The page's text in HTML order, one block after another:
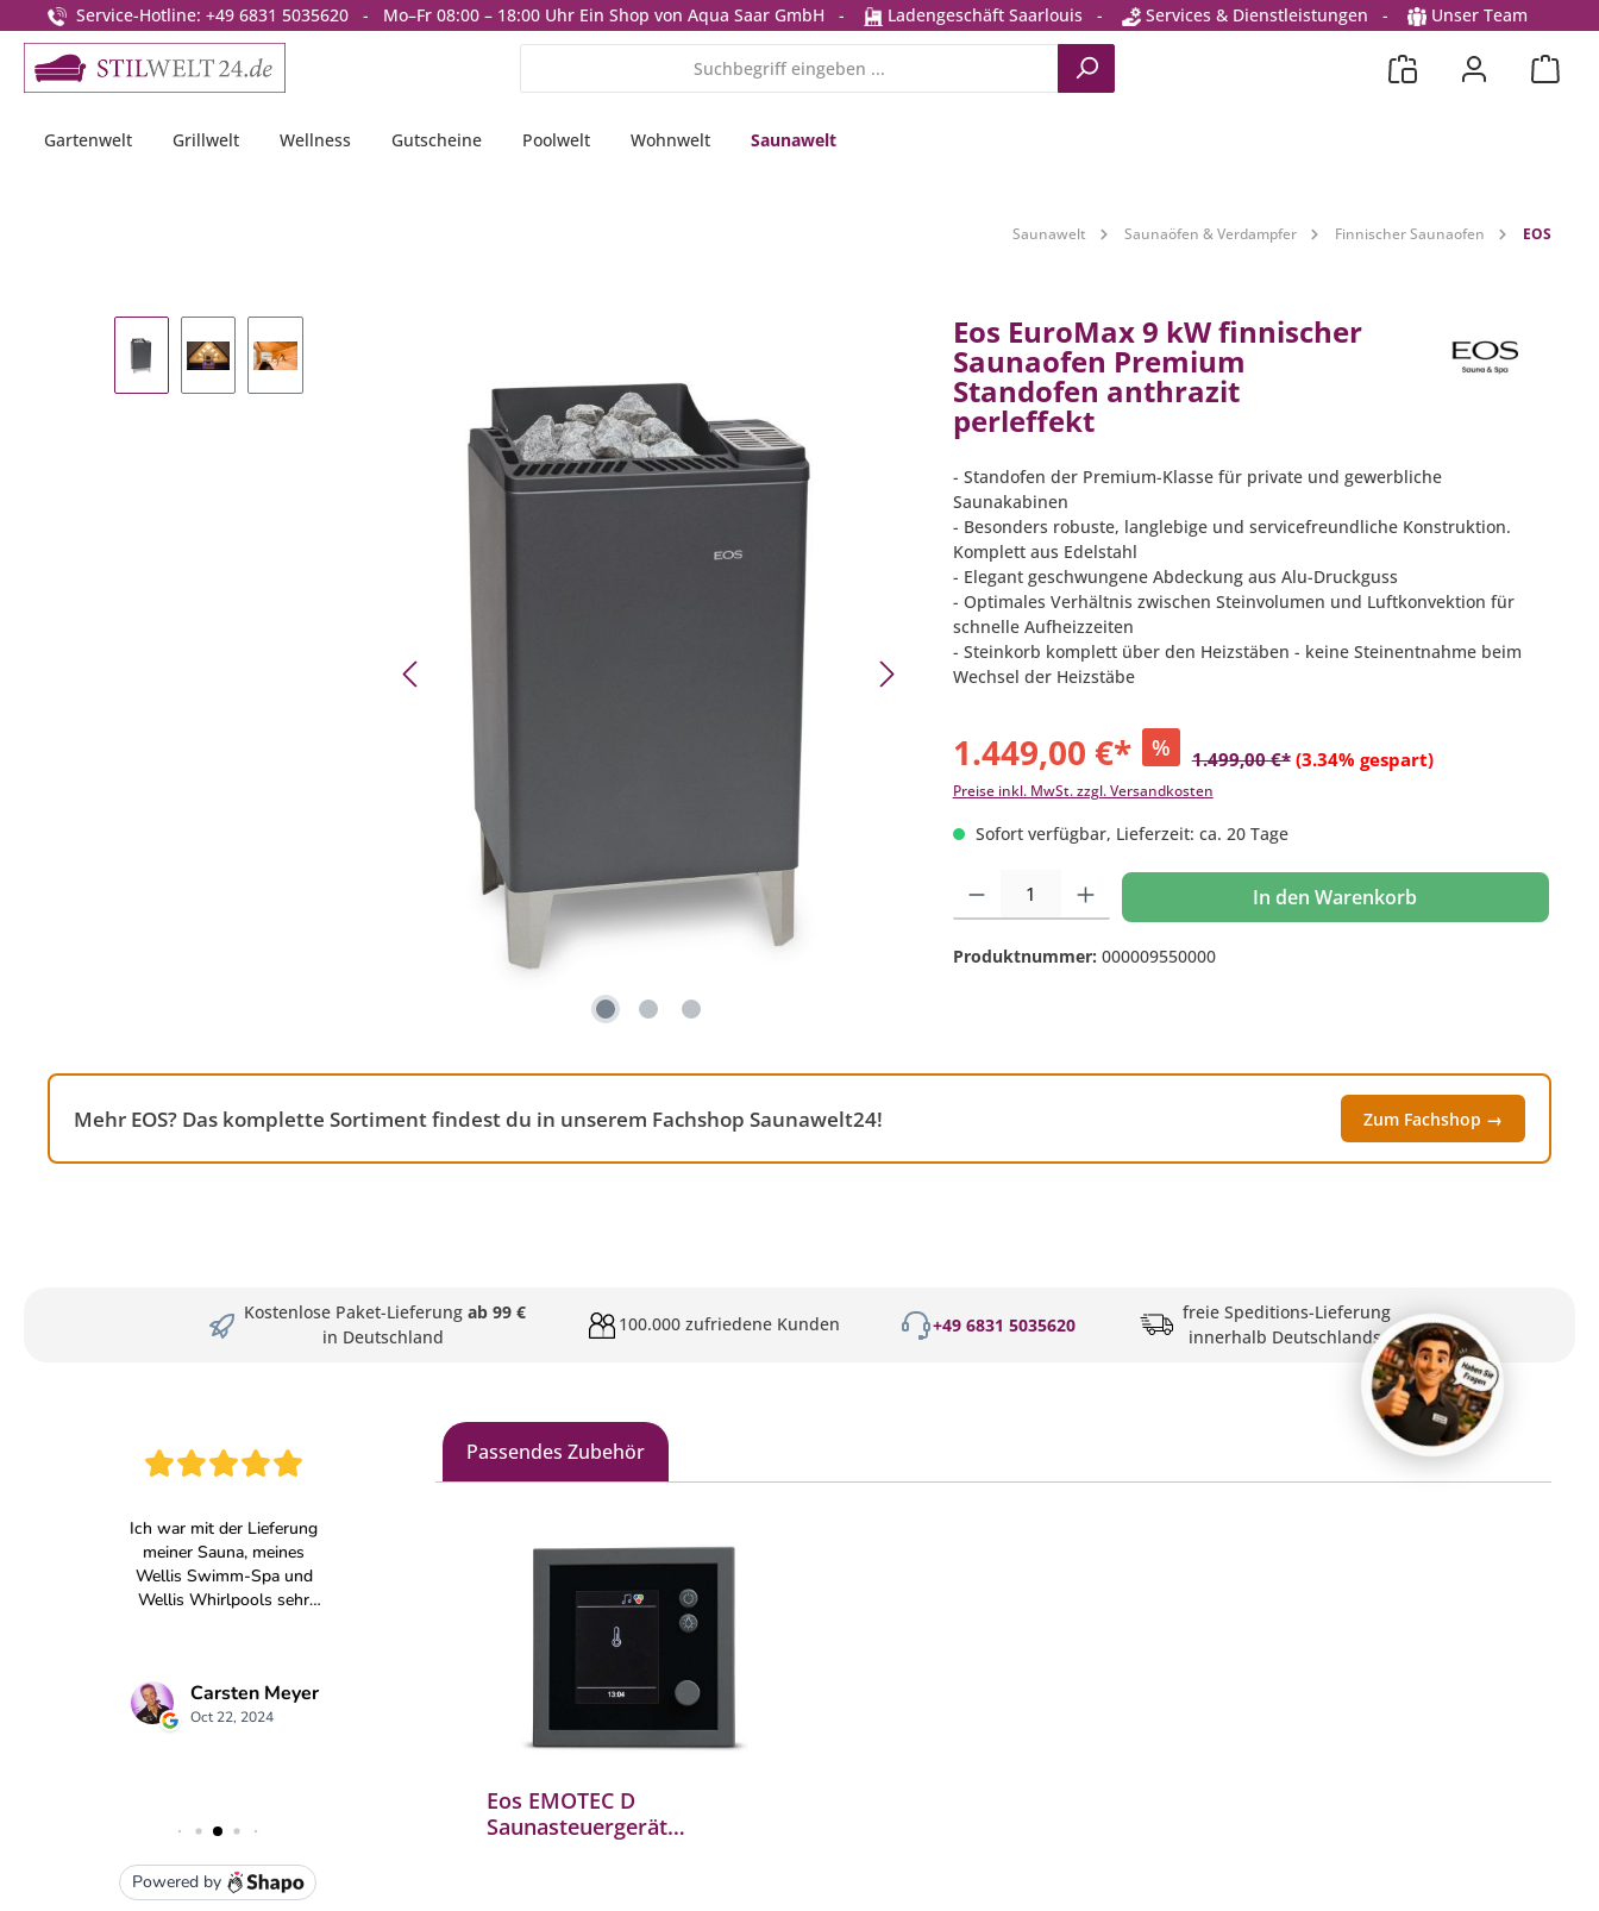
Zur Hauptnavigation springen
Service-Hotline: +49 6831 5035620 - Mo–Fr 08:00 – 18:00 Uhr Ein Shop von Aqua Saar GmbH - Ladengeschäft Saarlouis - Services & Dienstleistungen - Unser Team
Gartenwelt Grillwelt Wellness Gutscheine Poolwelt Wohnwelt Saunawelt
Saunawelt Saunaöfen & Verdampfer Finnischer Saunaofen EOS
Eos EuroMax 9 kW finnischer
Saunaofen Premium
Standofen anthrazit
perleffekt
- Standofen der Premium-Klasse für private und gewerbliche
Saunakabinen
- Besonders robuste, langlebige und servicefreundliche Konstruktion.
Komplett aus Edelstahl
- Elegant geschwungene Abdeckung aus Alu-Druckguss
- Optimales Verhältnis zwischen Steinvolumen und Luftkonvektion für
schnelle Aufheizzeiten
- Steinkorb komplett über den Heizstäben - keine Steinentnahme beim
Wechsel der Heizstäbe
1.449,00 €* % 1.499,00 €* (3.34% gespart)
Preise inkl. MwSt. zzgl. Versandkosten
Sofort verfügbar, Lieferzeit: ca. 20 Tage
Produkt Anzahl: Gib den gewünschten Wert ein oder benutze die Schaltflächen um die
In den Warenkorb
Produktnummer: 000009550000
Mehr EOS? Das komplette Sortiment findest du in unserem Fachshop Saunawelt24! Zum Fachshop →
Kostenlose Paket-Lieferung ab 99 €
in Deutschland
100.000 zufriedene Kunden +49 6831 5035620
freie Speditions-Lieferung
innerhalb Deutschlands
Passendes Zubehör
Eos EMOTEC D
Saunasteuergerät